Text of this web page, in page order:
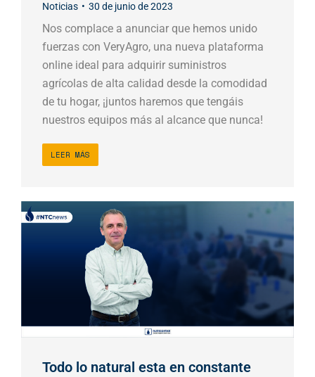
Noticias 30 de junio de 2023
Nos complace a anunciar que hemos unido
fuerzas con VeryAgro, una nueva plataforma
online ideal para adquirir suministros
agrícolas de alta calidad desde la comodidad
de tu hogar, ¡juntos haremos que tengáis
nuestros equipos más al alcance que nunca!
LEER MÁS
Todo lo natural esta en constante